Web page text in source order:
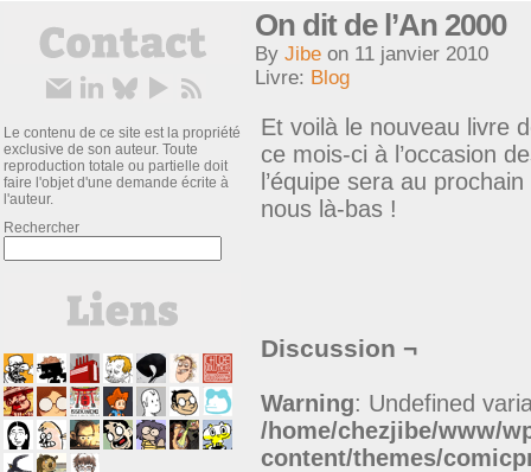
Le contenu de ce site est la propriété
exclusive de son auteur. Toute
reproduction totale ou partielle doit
faire l'objet d'une demande écrite à
l'auteur.
Rechercher
On dit de l’An 2000
By Jibe on 11 janvier 2010
Livre: Blog
Et voilà le nouveau livre
ce mois-ci à l’occasion
l’équipe sera au
nous là-bas !
Discussion ¬
Warning: Undefined
/home/chezjibe/www/
content/themes/